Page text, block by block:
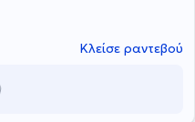
Κλείσε ραντεβού